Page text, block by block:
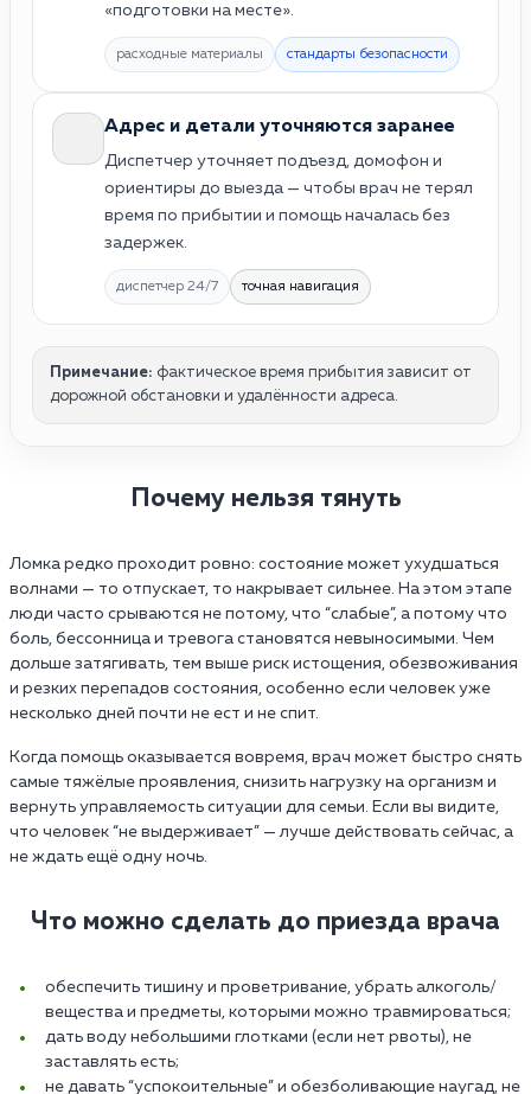
«подготовки на месте».
расходные материалы стандарты безопасности
Адрес и детали уточняются заранее
Диспетчер уточняет подъезд, домофон и
ориентиры до выезда — чтобы врач не терял
время по прибытии и помощь началась без
задержек.
диспетчер 24/7 точная навигация
Примечание: фактическое время прибытия зависит от
дорожной обстановки и удалённости адреса.
Почему нельзя тянуть
Ломка редко проходит ровно: состояние может ухудшаться
волнами — то отпускает, то накрывает сильнее. На этом этапе
люди часто срываются не потому, что “слабые”, а потому что
боль, бессонница и тревога становятся невыносимыми. Чем
дольше затягивать, тем выше риск истощения, обезвоживания
и резких перепадов состояния, особенно если человек уже
несколько дней почти не ест и не спит.
Когда помощь оказывается вовремя, врач может быстро снять
самые тяжёлые проявления, снизить нагрузку на организм и
вернуть управляемость ситуации для семьи. Если вы видите,
что человек “не выдерживает” — лучше действовать сейчас, а
не ждать ещё одну ночь.
Что можно сделать до приезда врача
обеспечить тишину и проветривание, убрать алкоголь/
вещества и предметы, которыми можно травмироваться;
дать воду небольшими глотками (если нет рвоты), не
заставлять есть;
не давать “успокоительные” и обезболивающие наугад, не